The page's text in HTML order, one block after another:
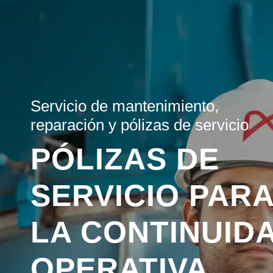
Servicio de mantenimiento,
reparación y pólizas de servicio
PÓLIZAS DE
SERVICIO PARA
LA